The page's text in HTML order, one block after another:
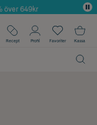
över 649kr
Recept Profil Favoriter Kassa